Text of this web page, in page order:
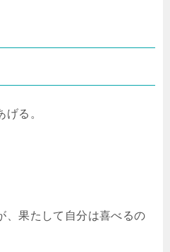
る。
、果たして自分は喜べるの